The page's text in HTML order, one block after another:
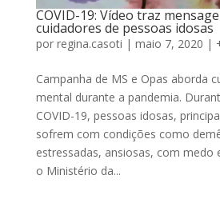
COVID-19: Vídeo traz
cuidadores de pessoas idosas
por regina.casoti | maio 7, 2020 |
Campanha de MS e Opas aborda
mental durante a pandemia.
COVID-19, pessoas idosas,
sofrem com condições como
estressadas, ansiosas, com medo
o Ministério da...